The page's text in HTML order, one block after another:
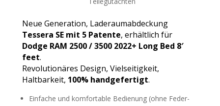
Neue Generation, Laderaumabdeckung
Tessera SEmit 5 Patente, erhältlich für
Dodge RAM 2500 / 3500 2022+ Long Bed 8′
feet.
Revolutionäres Design, Vielseitigkeit,
Haltbarkeit, 100% handgefertigt.
Einfache und komfortable Bedienung (ohne Feder-